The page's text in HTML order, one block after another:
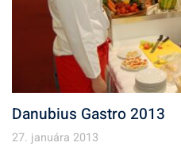
Danubius Gastro 2013
27. januára 2013